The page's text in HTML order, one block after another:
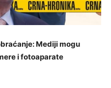
Mediji mogu
i fotoaparate